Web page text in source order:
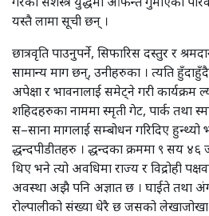
यस्तै लामा सूची छन् ।
छात्रवृति पाउनुपर्ने, सिफारिस दस्तुर र
सामान्य माग छन्, उनीहरुका । त्यति
अपेक्षा र भावनालाई समेट्ने गरी
शहिदहरुका नाममा स्मृती गेट, पार्क तथा
स–साना मागलाई सम्बोधन गरिदिए हुन्थ्यो
द्धन्दपीडीतहरु । द्धन्दका क्रममा ९ सय ४६
थिए भने त्यो अवधिमा राज्य र विद्रोही
अवस्था अझै पनि अज्ञात छ । घाईते तथा
रोल्पालीको संख्या धेरै छ जसको